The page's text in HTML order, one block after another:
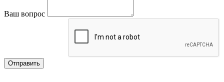
Ваш вопрос
Отправить